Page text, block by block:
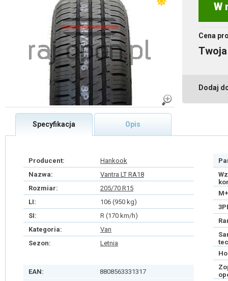
W
Cena
Dodaj
Specyfikacja Opis
Producent:
Hankook
Nazwa:
Vantra LT RA18
Rozmiar:
205/70 R15
LI:
106 (950 kg)
SI:
R (170 km/h)
Kategoria:
Van
Sezon:
Letnia
EAN:
8808563331317